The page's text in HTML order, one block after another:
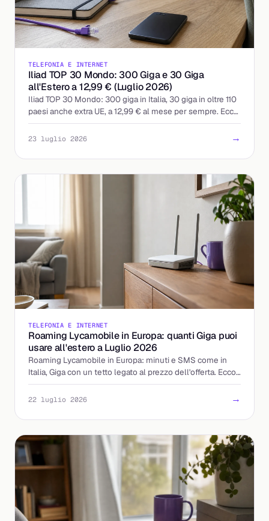
TELEFONIA E INTERNET
Iliad TOP 30 Mondo: 300 Giga e 30 Giga
all'Estero a 12,99 € (Luglio 2026)
Iliad TOP 30 Mondo: 300 giga in Italia, 30 giga in oltre 110
paesi anche extra UE, a 12,99 € al mese per sempre. Ecco
cosa include e a chi conviene.
23 luglio 2026 →
TELEFONIA E INTERNET
Roaming Lycamobile in Europa: quanti Giga puoi
usare all'estero a Luglio 2026
Roaming Lycamobile in Europa: minuti e SMS come in
Italia, Giga con un tetto legato al prezzo dell'offerta. Ecco
come calcolare la tua soglia prima di partire.
22 luglio 2026 →